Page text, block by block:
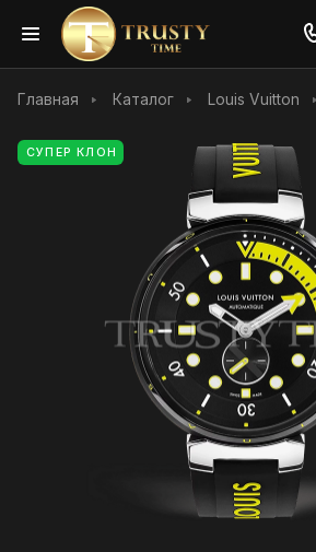
Главная Каталог Louis Vuitton
СУПЕР КЛОН